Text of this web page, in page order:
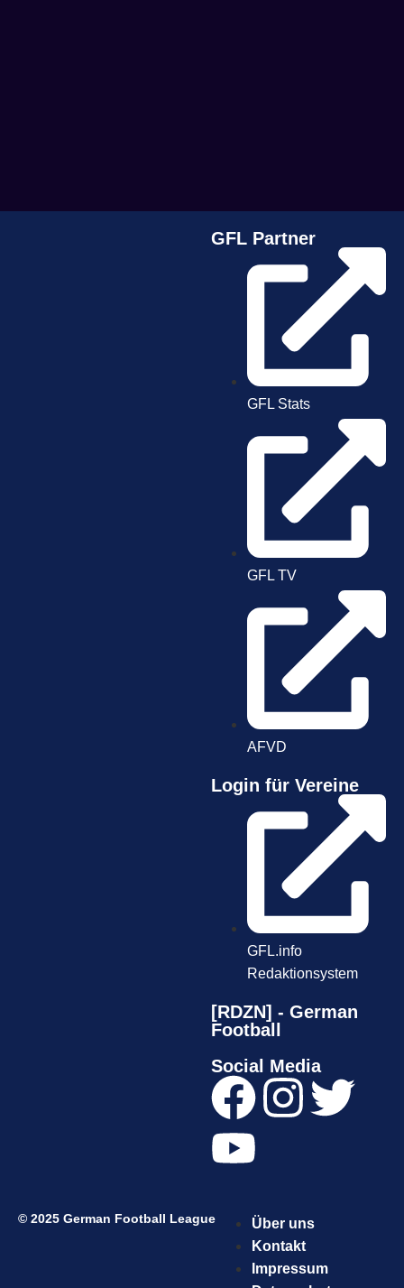
GFL Partner
GFL Stats
GFL TV
AFVD
Login für Vereine
GFL.info
Redaktionsystem
[RDZN] - German
Football
Social Media
© 2025 German Football League
Über uns
Kontakt
Impressum